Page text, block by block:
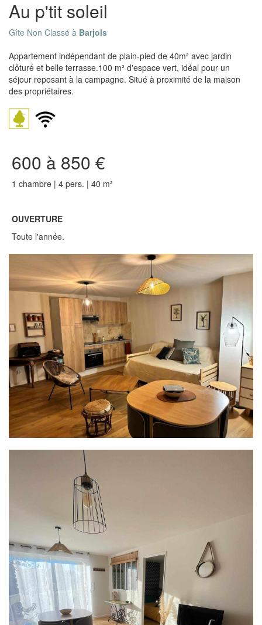
Au p'tit soleil
Gîte Non Classé à Barjols
Appartement indépendant de plain-pied de 40m² avec jardin
clôturé et belle terrasse.100 m² d'espace vert, idéal pour un
séjour reposant à la campagne. Situé à proximité de la maison
des propriétaires.
600 à 850 €
1 chambre | 4 pers. | 40 m²
OUVERTURE
Toute l'année.